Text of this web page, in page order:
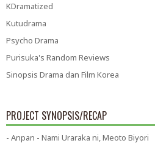
KDramatized
Kutudrama
Psycho Drama
Purisuka's Random Reviews
Sinopsis Drama dan Film Korea
PROJECT SYNOPSIS/RECAP
- Anpan - Nami Uraraka ni, Meoto Biyori